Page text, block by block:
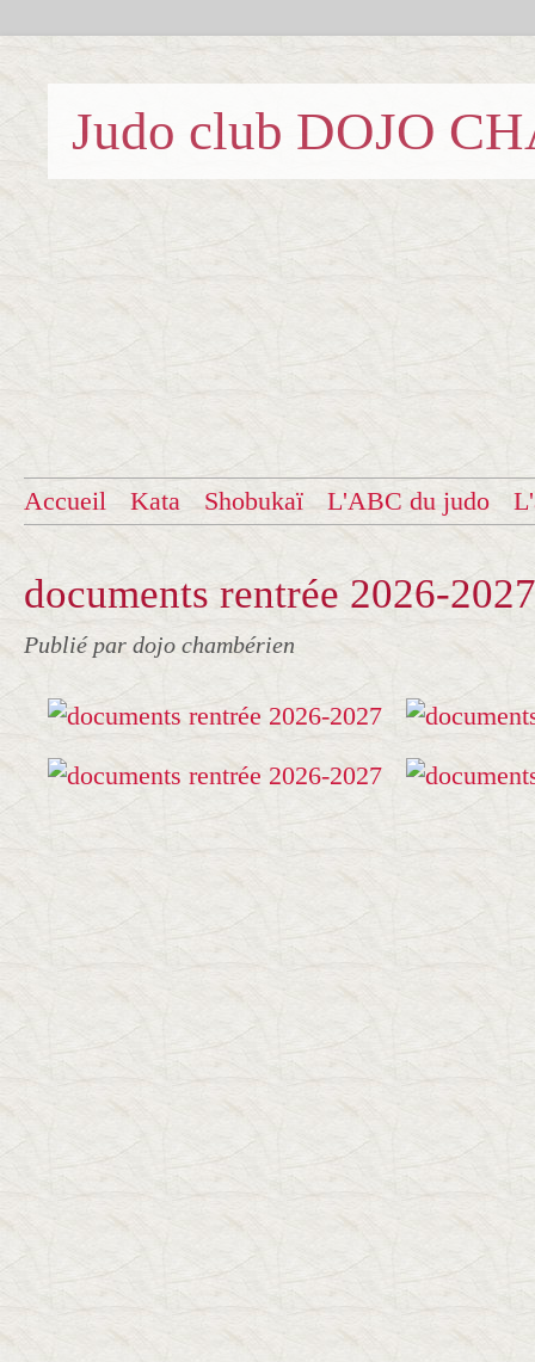
Judo club DOJO
Accueil Kata Shobukaï L'ABC du judo
documents rentrée 2026-2027
Publié par dojo chambérien